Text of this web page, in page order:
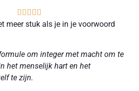
    
meer stuk als je in je voorwoord
om integer met macht om te
het menselijk hart en het
te zijn.